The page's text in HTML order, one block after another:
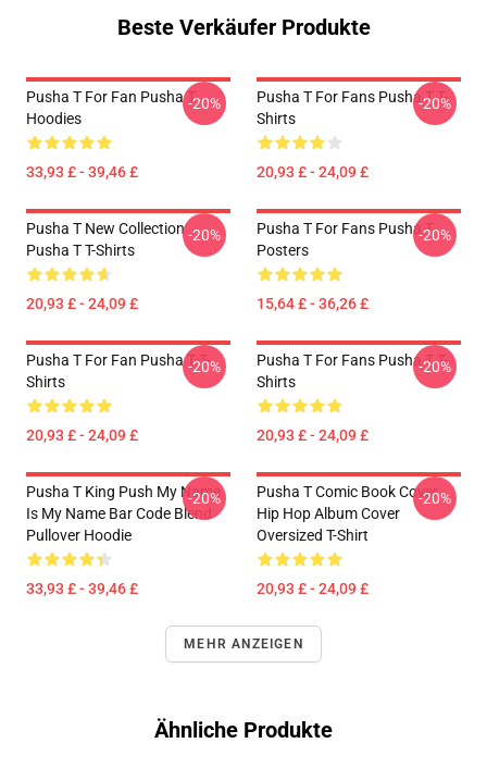
Beste Verkäufer Produkte
Pusha T For Fan Pusha T
Hoodies
33,93 £ - 39,46 £
-20%
Pusha T For Fans Pusha T T-
Shirts
20,93 £ - 24,09 £
-20%
Pusha T New Collection
Pusha T T-Shirts
20,93 £ - 24,09 £
-20%
Pusha T For Fans Pusha T
Posters
15,64 £ - 36,26 £
-20%
Pusha T For Fan Pusha T T-
Shirts
20,93 £ - 24,09 £
-20%
Pusha T For Fans Pusha T T-
Shirts
20,93 £ - 24,09 £
-20%
Pusha T King Push My Name
Is My Name Bar Code Blend
Pullover Hoodie
33,93 £ - 39,46 £
-20%
Pusha T Comic Book Cover
Hip Hop Album Cover
Oversized T-Shirt
20,93 £ - 24,09 £
-20%
MEHR ANZEIGEN
Ähnliche Produkte